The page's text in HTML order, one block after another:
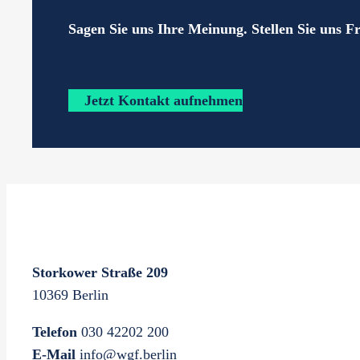
Sagen Sie uns Ihre Meinung. Stellen Sie uns
Jetzt Kontakt aufnehmen
Storkower Straße 209
10369 Berlin
Telefon 030 42202 200
E-Mail info@wgf.berlin